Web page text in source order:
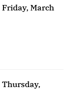
March